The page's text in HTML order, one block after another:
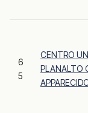
6
5
CENTRO
PLANALTO